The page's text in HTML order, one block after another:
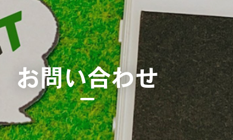
お問い合わせ